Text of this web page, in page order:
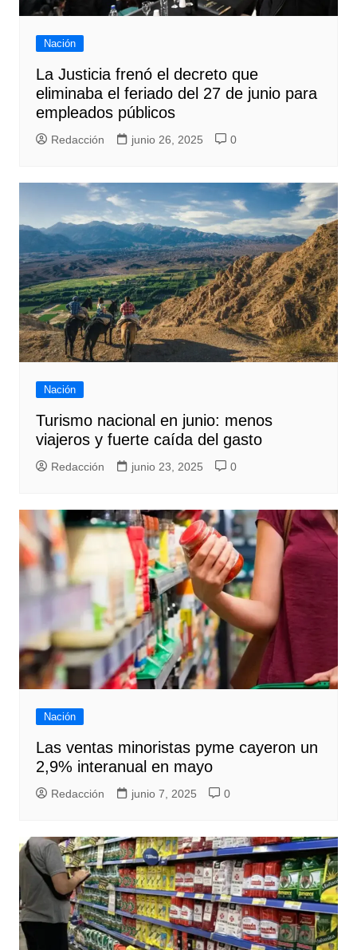
Nación
La Justicia frenó el decreto que
eliminaba el feriado del 27 de junio para
empleados públicos
Redacción junio 26, 2025 0
Nación
Turismo nacional en junio: menos
viajeros y fuerte caída del gasto
Redacción junio 23, 2025 0
Nación
Las ventas minoristas pyme cayeron un
2,9% interanual en mayo
Redacción junio 7, 2025 0